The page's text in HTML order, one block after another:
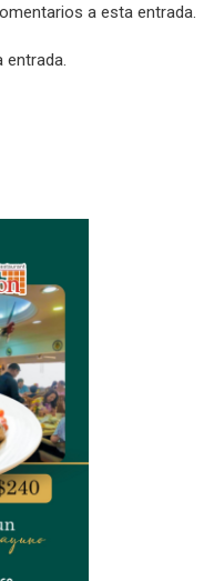
a esta entrada.
entrada.